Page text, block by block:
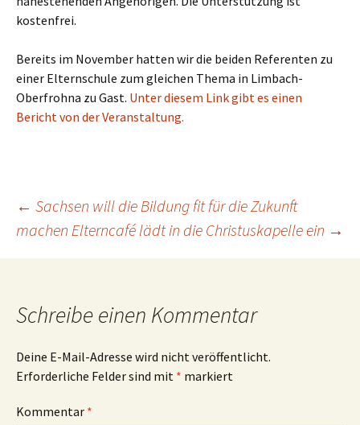
kostenfrei.
Bereits im November hatten wir die beiden Referenten zu
einer Elternschule zum gleichen Thema in Limbach-
Oberfrohna zu Gast. Unter diesem Link gibt es einen
Bericht von der Veranstaltung.
Beitrags-
Navigation
← Sachsen will die Bildung fit für die Zukunft
machen Elterncafé lädt in die Christuskapelle ein →
Schreibe einen Kommentar
Deine E-Mail-Adresse wird nicht veröffentlicht.
Erforderliche Felder sind mit * markiert
Kommentar *